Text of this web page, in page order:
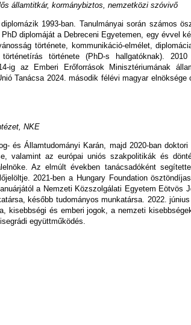
államtitkár, kormánybiztos, nemzetközi szóvivő
1993-ban. Tanulmányai során számos
diplomáját a Debreceni Egyetemen, egy évvel
története, kommunikáció-elmélet,
történetírás története (PhD-s hallgatóknak).
ig az Emberi Erőforrások Minisztériumának
Tanácsa 2024. második félévi magyar elnöksége
NKE
és Államtudományi Karán, majd 2020-ban
valamint az európai uniós szakpolitikák és
Az elmúlt években tanácsadóként
2021-ben a Hungary Foundation
a Nemzeti Közszolgálati Egyetem Eötvös
később tudományos munkatársa. 2022.
kisebbségi és emberi jogok, a nemzeti
együttműködés.